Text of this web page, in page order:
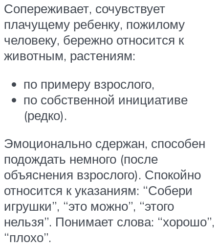
Сопереживает, сочувствует
плачущему ребенку, пожилому
человеку, бережно относится к
животным, растениям:
по примеру взрослого,
по собственной инициативе
(редко).
Эмоционально сдержан, способен
подождать немного (после
объяснения взрослого). Спокойно
относится к указаниям: “Собери
игрушки”, “это можно”, “этого
нельзя”. Понимает слова: “хорошо”,
“плохо”.